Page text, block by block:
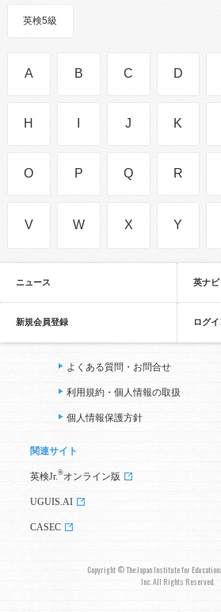
英検5級
A B C D
H J K
O P Q R
V W X Y
ニュース 英ナ
新規会員登録 ログ
よくある質問・お問合せ
利用規約・個人情報の取扱
個人情報保護方針
関連サイト
英検Jr. ®オンライン版
UGUIS.AI
CASEC
Copyright © The Japan Institute for
Inc. All Rights Reserved.